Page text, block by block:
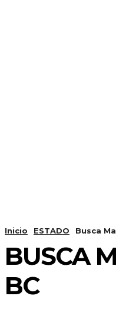
Inicio ESTADO Busca
BUSCA
BC